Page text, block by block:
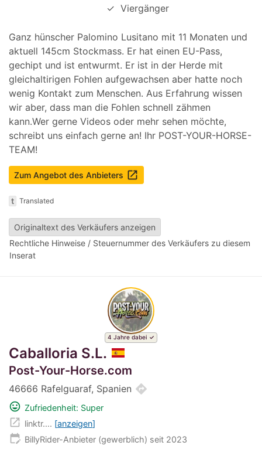
✓ Viergänger
Ganz hünscher Palomino Lusitano mit 11 Monaten und
aktuell 145cm Stockmass. Er hat einen EU-Pass,
gechipt und ist entwurmt. Er ist in der Herde mit
gleichaltirigen Fohlen aufgewachsen aber hatte noch
wenig Kontakt zum Menschen. Aus Erfahrung wissen
wir aber, dass man die Fohlen schnell zähmen
kann.Wer gerne Videos oder mehr sehen möchte,
schreibt uns einfach gerne an! Ihr POST-YOUR-HORSE-
TEAM!
Zum Angebot des Anbieters launch
t Translated
Originaltext des Verkäufers anzeigen
Rechtliche Hinweise / Steuernummer des Verkäufers zu diesem
Inserat
4 Jahre dabei
Caballoria S.L.
Post-Your-Horse.com
46666 Rafelguaraf, Spanien directions
mood Zufriedenheit: Super
open_in_new linktr.... anzeigen
edit_calendar BillyRider-Anbieter (gewerblich) seit 2023